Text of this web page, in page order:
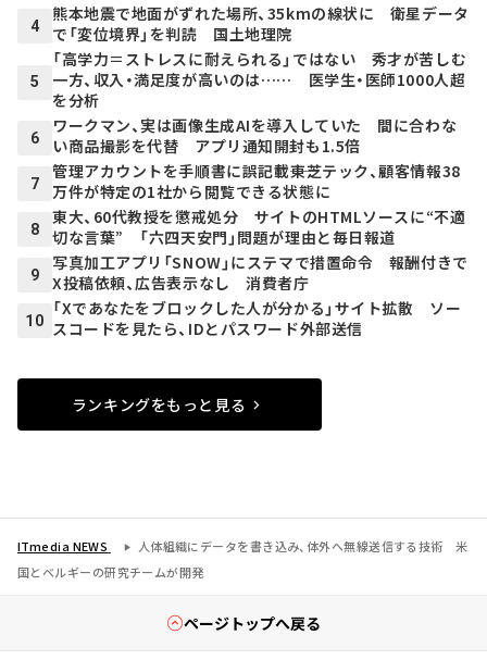
4
熊本地震で地面がずれた場所、35kmの線状に 衛星データ
で「変位境界」を判読 国土地理院
5
「高学力＝ストレスに耐えられる」ではない 秀才が苦しむ
一方、収入・満足度が高いのは…… 医学生・医師1000人超
を分析
6
ワークマン、実は画像生成AIを導入していた 間に合わな
い商品撮影を代替 アプリ通知開封も1.5倍
7
管理アカウントを手順書に誤記載――東芝テック、顧客情報38
万件が特定の1社から閲覧できる状態に
8
東大、60代教授を懲戒処分 サイトのHTMLソースに“不適
切な言葉” 「六四天安門」問題が理由と毎日報道
9
写真加工アプリ「SNOW」にステマで措置命令 報酬付きで
X投稿依頼、広告表示なし 消費者庁
10
「Xであなたをブロックした人が分かる」サイト拡散 ソー
スコードを見たら、IDとパスワード外部送信
ランキングをもっと見る
ITmedia NEWS
人体組織にデータを書き込み、体外へ無線送信する技術 米
国とベルギーの研究チームが開発
ページトップへ戻る